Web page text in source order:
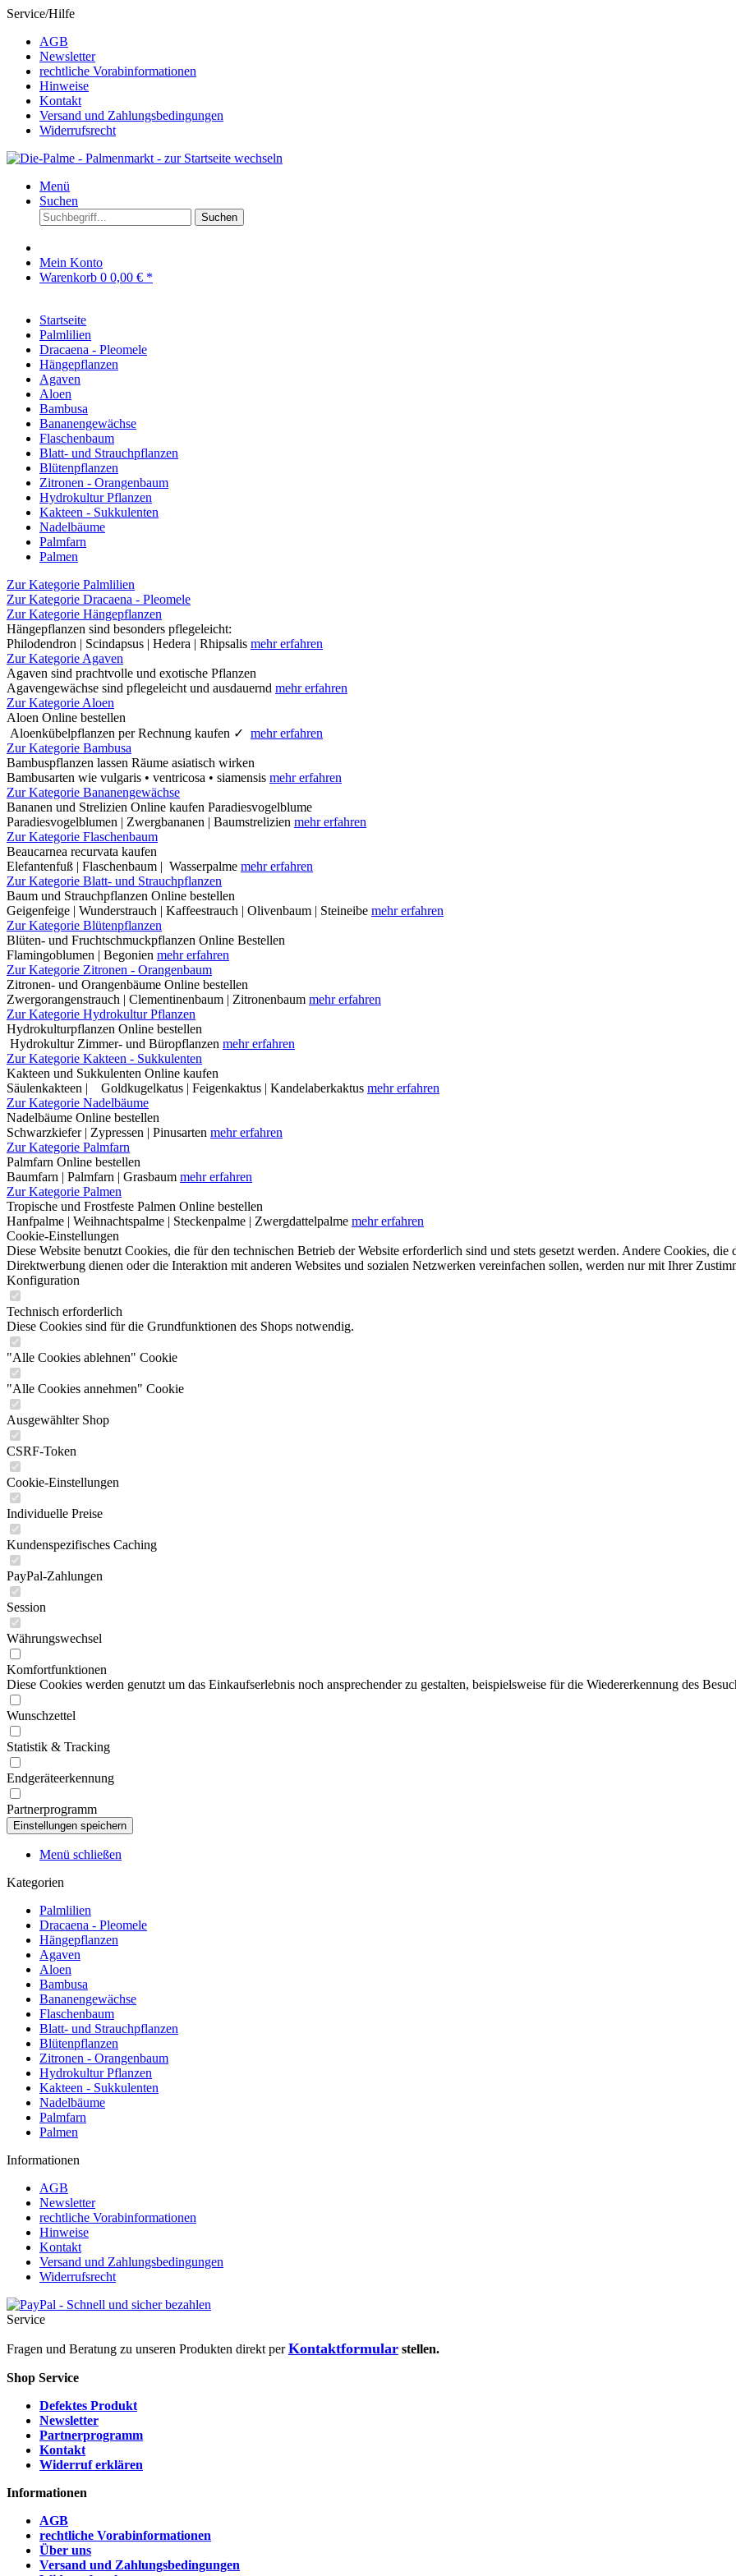
Service/Hilfe
AGB
Newsletter
rechtliche Vorabinformationen
Hinweise
Kontakt
Versand und Zahlungsbedingungen
Widerrufsrecht
Menü
Suchen
Suchen
Mein Konto
Warenkorb 0 0,00 € *
Startseite
Palmlilien
Dracaena - Pleomele
Hängepflanzen
Agaven
Aloen
Bambusa
Bananengewächse
Flaschenbaum
Blatt- und Strauchpflanzen
Blütenpflanzen
Zitronen - Orangenbaum
Hydrokultur Pflanzen
Kakteen - Sukkulenten
Nadelbäume
Palmfarn
Palmen
Zur Kategorie Palmlilien
Zur Kategorie Dracaena - Pleomele
Zur Kategorie Hängepflanzen
Hängepflanzen sind besonders pflegeleicht:
Philodendron | Scindapsus | Hedera | Rhipsalis mehr erfahren
Zur Kategorie Agaven
Agaven sind prachtvolle und exotische Pflanzen
Agavengewächse sind pflegeleicht und ausdauernd mehr erfahren
Zur Kategorie Aloen
Aloen Online bestellen
Aloenkübelpflanzen per Rechnung kaufen ✓ mehr erfahren
Zur Kategorie Bambusa
Bambuspflanzen lassen Räume asiatisch wirken
Bambusarten wie vulgaris • ventricosa • siamensis mehr erfahren
Zur Kategorie Bananengewächse
Bananen und Strelizien Online kaufen Paradiesvogelblume
Paradiesvogelblumen | Zwergbananen | Baumstrelizien mehr erfahren
Zur Kategorie Flaschenbaum
Beaucarnea recurvata kaufen
Elefantenfuß | Flaschenbaum | Wasserpalme mehr erfahren
Zur Kategorie Blatt- und Strauchpflanzen
Baum und Strauchpflanzen Online bestellen
Geigenfeige | Wunderstrauch | Kaffeestrauch | Olivenbaum | Steineibe mehr erfahren
Zur Kategorie Blütenpflanzen
Blüten- und Fruchtschmuckpflanzen Online Bestellen
Flamingoblumen | Begonien mehr erfahren
Zur Kategorie Zitronen - Orangenbaum
Zitronen- und Orangenbäume Online bestellen
Zwergorangenstrauch | Clementinenbaum | Zitronenbaum mehr erfahren
Zur Kategorie Hydrokultur Pflanzen
Hydrokulturpflanzen Online bestellen
Hydrokultur Zimmer- und Büropflanzen mehr erfahren
Zur Kategorie Kakteen - Sukkulenten
Kakteen und Sukkulenten Online kaufen
Säulenkakteen | Goldkugelkatus | Feigenkaktus | Kandelaberkaktus mehr erfahren
Zur Kategorie Nadelbäume
Nadelbäume Online bestellen
Schwarzkiefer | Zypressen | Pinusarten mehr erfahren
Zur Kategorie Palmfarn
Palmfarn Online bestellen
Baumfarn | Palmfarn | Grasbaum mehr erfahren
Zur Kategorie Palmen
Tropische und Frostfeste Palmen Online bestellen
Hanfpalme | Weihnachtspalme | Steckenpalme | Zwergdattelpalme mehr erfahren
Cookie-Einstellungen
Diese Website benutzt Cookies, die für den technischen Betrieb der Website erforderlich sind und stets gesetzt werden. Andere Cookies,
Direktwerbung dienen oder die Interaktion mit anderen Websites und sozialen Netzwerken vereinfachen sollen, werden nur mit Ihrer
Konfiguration
Technisch erforderlich
Diese Cookies sind für die Grundfunktionen des Shops notwendig.
"Alle Cookies ablehnen" Cookie
"Alle Cookies annehmen" Cookie
Ausgewählter Shop
CSRF-Token
Cookie-Einstellungen
Individuelle Preise
Kundenspezifisches Caching
PayPal-Zahlungen
Session
Währungswechsel
Komfortfunktionen
Diese Cookies werden genutzt um das Einkaufserlebnis noch ansprechender zu gestalten, beispielsweise für die Wiedererkennung des
Wunschzettel
Statistik & Tracking
Endgeräteerkennung
Partnerprogramm
Menü schließen
Kategorien
Palmlilien
Dracaena - Pleomele
Hängepflanzen
Agaven
Aloen
Bambusa
Bananengewächse
Flaschenbaum
Blatt- und Strauchpflanzen
Blütenpflanzen
Zitronen - Orangenbaum
Hydrokultur Pflanzen
Kakteen - Sukkulenten
Nadelbäume
Palmfarn
Palmen
Informationen
AGB
Newsletter
rechtliche Vorabinformationen
Hinweise
Kontakt
Versand und Zahlungsbedingungen
Widerrufsrecht
Service
Fragen und Beratung zu unseren Produkten direkt perKontaktformular stellen.
Shop Service
Defektes Produkt
Newsletter
Partnerprogramm
Kontakt
Widerruf erklären
Informationen
AGB
rechtliche Vorabinformationen
Über uns
Versand und Zahlungsbedingungen